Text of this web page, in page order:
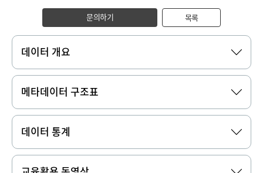
문의하기 목록
데이터 개요
메타데이터 구조표
데이터 통계